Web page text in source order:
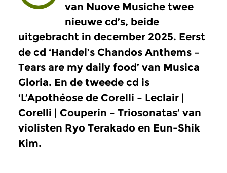
van Nuove Musiche twee
nieuwe cd’s, beide
uitgebracht in december 2025. Eerst
de cd ‘Handel’s Chandos Anthems –
Tears are my daily food’ van Musica
Gloria. En de tweede cd is
‘L’Apothéose de Corelli – Leclair |
Corelli | Couperin – Triosonatas’ van
violisten Ryo Terakado en Eun-Shik
Kim.